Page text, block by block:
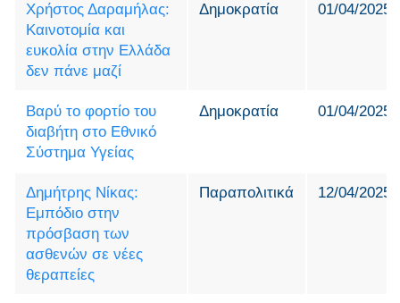
Χρήστος Δαραμήλας:
Καινοτομία και
ευκολία στην Ελλάδα
δεν πάνε μαζί
Δημοκρατία 01/04/2025
Βαρύ το φορτίο του
διαβήτη στο Εθνικό
Σύστημα Υγείας
Δημοκρατία 01/04/2025
Δημήτρης Νίκας:
Εμπόδιο στην
πρόσβαση των
ασθενών σε νέες
θεραπείες
Παραπολιτικά 12/04/2025